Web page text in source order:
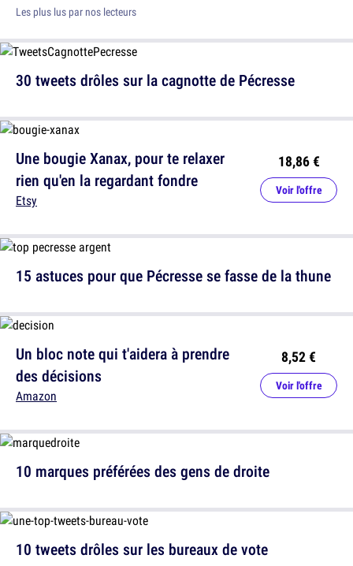
Les plus lus par nos lecteurs
30 tweets drôles sur la cagnotte de Pécresse
15 astuces pour que Pécresse se fasse de la thune
10 marques préférées des gens de droite
Une bougie Xanax, pour te relaxer
rien qu'en la regardant fondre
Etsy
18,86 €
Voir l'offre
Un bloc note qui t'aidera à prendre
des décisions
Amazon
8,52 €
Voir l'offre
10 tweets drôles sur les bureaux de vote